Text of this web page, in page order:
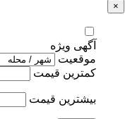
×
آگهی ویژه
موقعیت
کمترین قیمت
بیشترین قیمت